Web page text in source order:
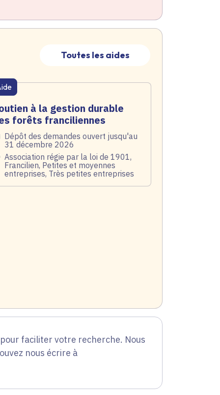
Toutes les aides
active
à la gestion durable
forêts franciliennes
de l'arrêté
Dépôt des demandes ouvert jusqu'au
31 décembre 2026
Association régie par la loi de 1901,
Francilien, Petites et moyennes
entreprises, Très petites entreprises
faciliter votre recherche. Nous
nous écrire à